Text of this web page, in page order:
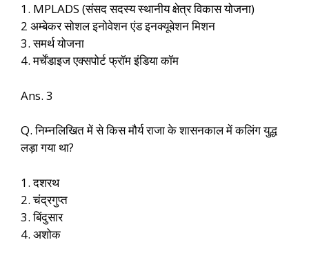
1. MPLADS (संसद सदस्य स्थानीय क्षेत्र विकास योजना)
2 अम्बेकर सोशल इनोवेशन एंड इनक्यूबेशन मिशन
3. समर्थ योजना
4. मर्चेंडाइज एक्सपोर्ट फ्रॉम इंडिया कॉम
Ans. 3
Q. निम्नलिखित में से किस मौर्य राजा के शासनकाल में कलिंग युद्ध
लड़ा गया था?
1. दशरथ
2. चंद्रगुप्त
3. बिंदुसार
4. अशोक